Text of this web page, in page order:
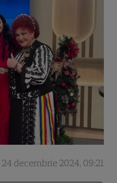
24 decembrie 2024, 09:21